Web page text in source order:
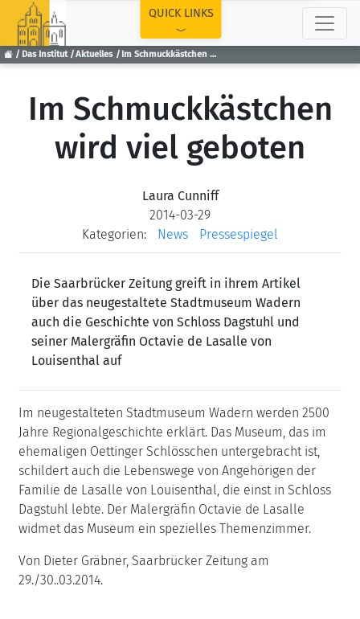
Das Institut Aktuelles Im Schmuckkästchen wird viel geboten
QUICK LINKS
Im Schmuckkästchen
wird viel geboten
Laura Cunniff
2014-03-29
Kategorien:
News Pressespiegel
Die Saarbrücker Zeitung greift in ihrem Artikel
über das neugestaltete Stadtmuseum Wadern
auch die Geschichte von Schloss Dagstuhl und
seiner Malergräfin Octavie de Lasalle von
Louisenthal auf
Im neugestalteten Stadtmuseum Wadern werden 2500
Jahre Regionalgeschichte erklärt. Das Museum, das im
ehemaligen Oettinger Schlösschen untergebracht ist,
schildert auch die Lebenswege von Angehörigen der
Familie de Lasalle von Louisenthal, die einst in Schloss
Dagstuhl lebte. Der Malergräfin Octavie de Lasalle
widmet das Museum ein spezielles Themenzimmer.
Von Dieter Gräbner, Saarbrücker Zeitung am
29./30..03.2014.